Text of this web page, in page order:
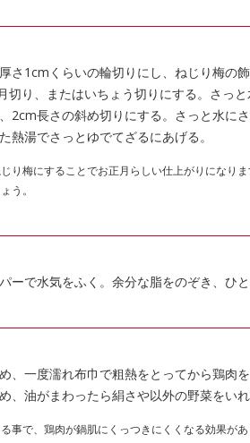
さ1cmくらいの輪切りにし、ねじり梅の
切り、またはいちょう切りにする。さっ
2cm長さの斜め切りにする。さっと水に
熱湯でさっとゆでてざるにあげる。
り梅にすることでお正月らしい仕上がりになり
う。
ーで水気をふく。余分な脂をのぞき、ひと
、一度濡れ布巾で粗熱をとってから鶏肉
、油がまわったら絹さや以外の野菜をいれ
事で、鶏肉が鍋肌にくっつきにくくなる効果があ